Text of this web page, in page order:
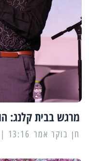
מרגש בבית קלנג:
13:16 | 31/03/2025